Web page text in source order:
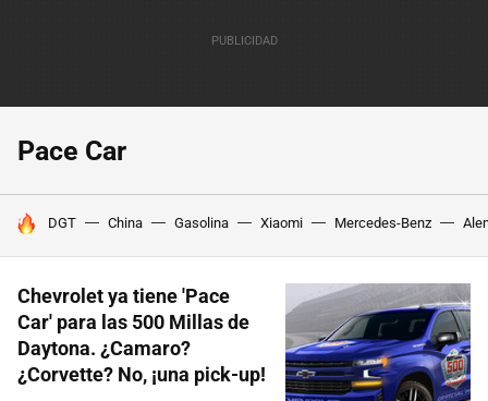
Pace Car
HOY SE HABLA DE
DGT China Gasolina Xiaomi Mercedes-Benz
Chevrolet ya tiene 'Pace
Car' para las 500 Millas de
Daytona. ¿Camaro?
¿Corvette? No, ¡una pick-up!